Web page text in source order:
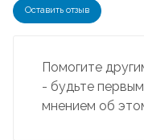
Оставить отзыв
Помогите
- будьте
мнением об